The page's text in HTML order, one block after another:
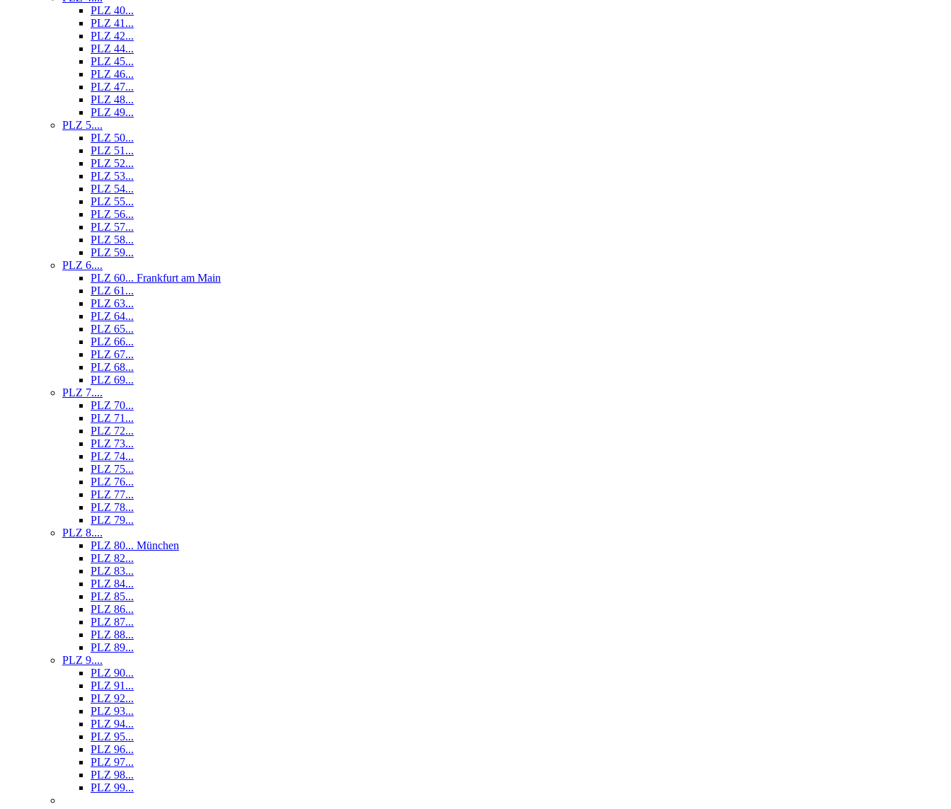
PLZ 40...
PLZ 41...
PLZ 42...
PLZ 44...
PLZ 45...
PLZ 46...
PLZ 47...
PLZ 48...
PLZ 49...
PLZ 5....
PLZ 50...
PLZ 51...
PLZ 52...
PLZ 53...
PLZ 54...
PLZ 55...
PLZ 56...
PLZ 57...
PLZ 58...
PLZ 59...
PLZ 6....
PLZ 60... Frankfurt am Main
PLZ 61...
PLZ 63...
PLZ 64...
PLZ 65...
PLZ 66...
PLZ 67...
PLZ 68...
PLZ 69...
PLZ 7....
PLZ 70...
PLZ 71...
PLZ 72...
PLZ 73...
PLZ 74...
PLZ 75...
PLZ 76...
PLZ 77...
PLZ 78...
PLZ 79...
PLZ 8....
PLZ 80... München
PLZ 82...
PLZ 83...
PLZ 84...
PLZ 85...
PLZ 86...
PLZ 87...
PLZ 88...
PLZ 89...
PLZ 9....
PLZ 90...
PLZ 91...
PLZ 92...
PLZ 93...
PLZ 94...
PLZ 95...
PLZ 96...
PLZ 97...
PLZ 98...
PLZ 99...